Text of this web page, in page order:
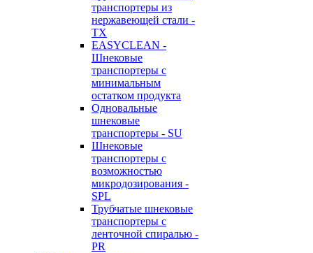
транспортеры из
нержавеющей стали -
TX
EASYCLEAN -
Шнековые
транспортеры с
минимальным
остатком продукта
Одновальные
шнековые
транспортеры - SU
Шнековые
транспортеры с
возможностью
микродозирования -
SPL
Трубчатые шнековые
транспортеры с
ленточной спиралью -
PR